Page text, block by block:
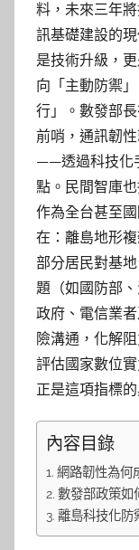
料，未來三年
訊基礎建設的
是技術升級，
向「主動防禦
行」。數發部
前哨，通訊韌
——透過科技化
點。民間智庫
作為全台甚至
在：離島地形
部分居民對基
題（如國防部
政府、電信業
險溝通，化解
評估國家數位
正是這項指標
內容目錄
網路韌性為何
數發部政策如
離島科技化防